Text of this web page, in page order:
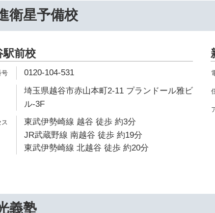
衛星予備校
駅前校
0120-104-531
埼玉県越谷市赤山本町2-11 プランドール雅ビ
ル-3F
東武伊勢崎線 越谷 徒歩 約3分
JR武蔵野線 南越谷 徒歩 約19分
東武伊勢崎線 北越谷 徒歩 約20分
義塾